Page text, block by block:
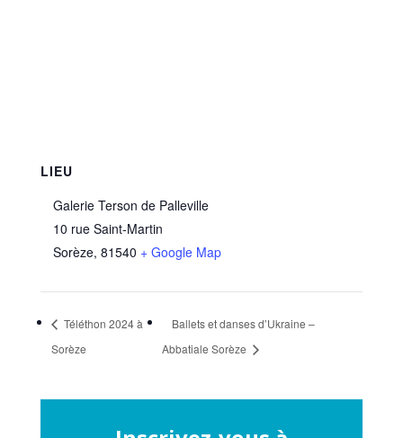
LIEU
Galerie Terson de Palleville
10 rue Saint-Martin
Sorèze, 81540 + Google Map
Téléthon 2024 à
Sorèze
Ballets et danses d’Ukraine –
Abbatiale Sorèze